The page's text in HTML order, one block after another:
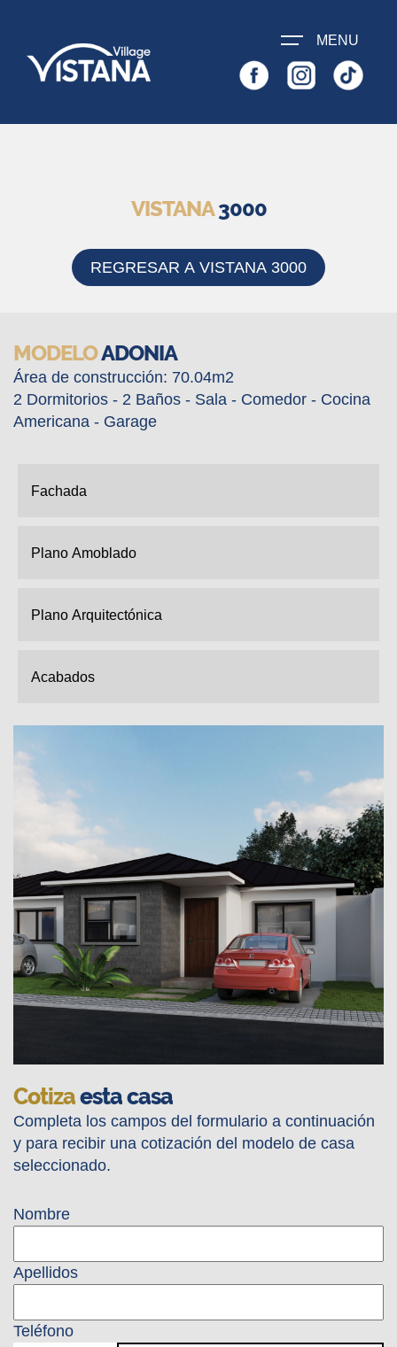
MENU
VISTANA 3000
CONTÁCTENOS
VISTANA3000
REGRESAR A VISTANA 3000
MODELOADONIA
Área de construcción: 70.04m2
2 Dormitorios - 2 Baños - Sala - Comedor - Cocina
Americana - Garage
Fachada
Plano Amoblado
Plano Arquitectónica
Acabados
Cotizaesta casa
Completa los campos del formulario a continuación
y para recibir una cotización del modelo de casa
seleccionado.
Nombre
Apellidos
Teléfono
SOLICITA
INFORMACIÓN